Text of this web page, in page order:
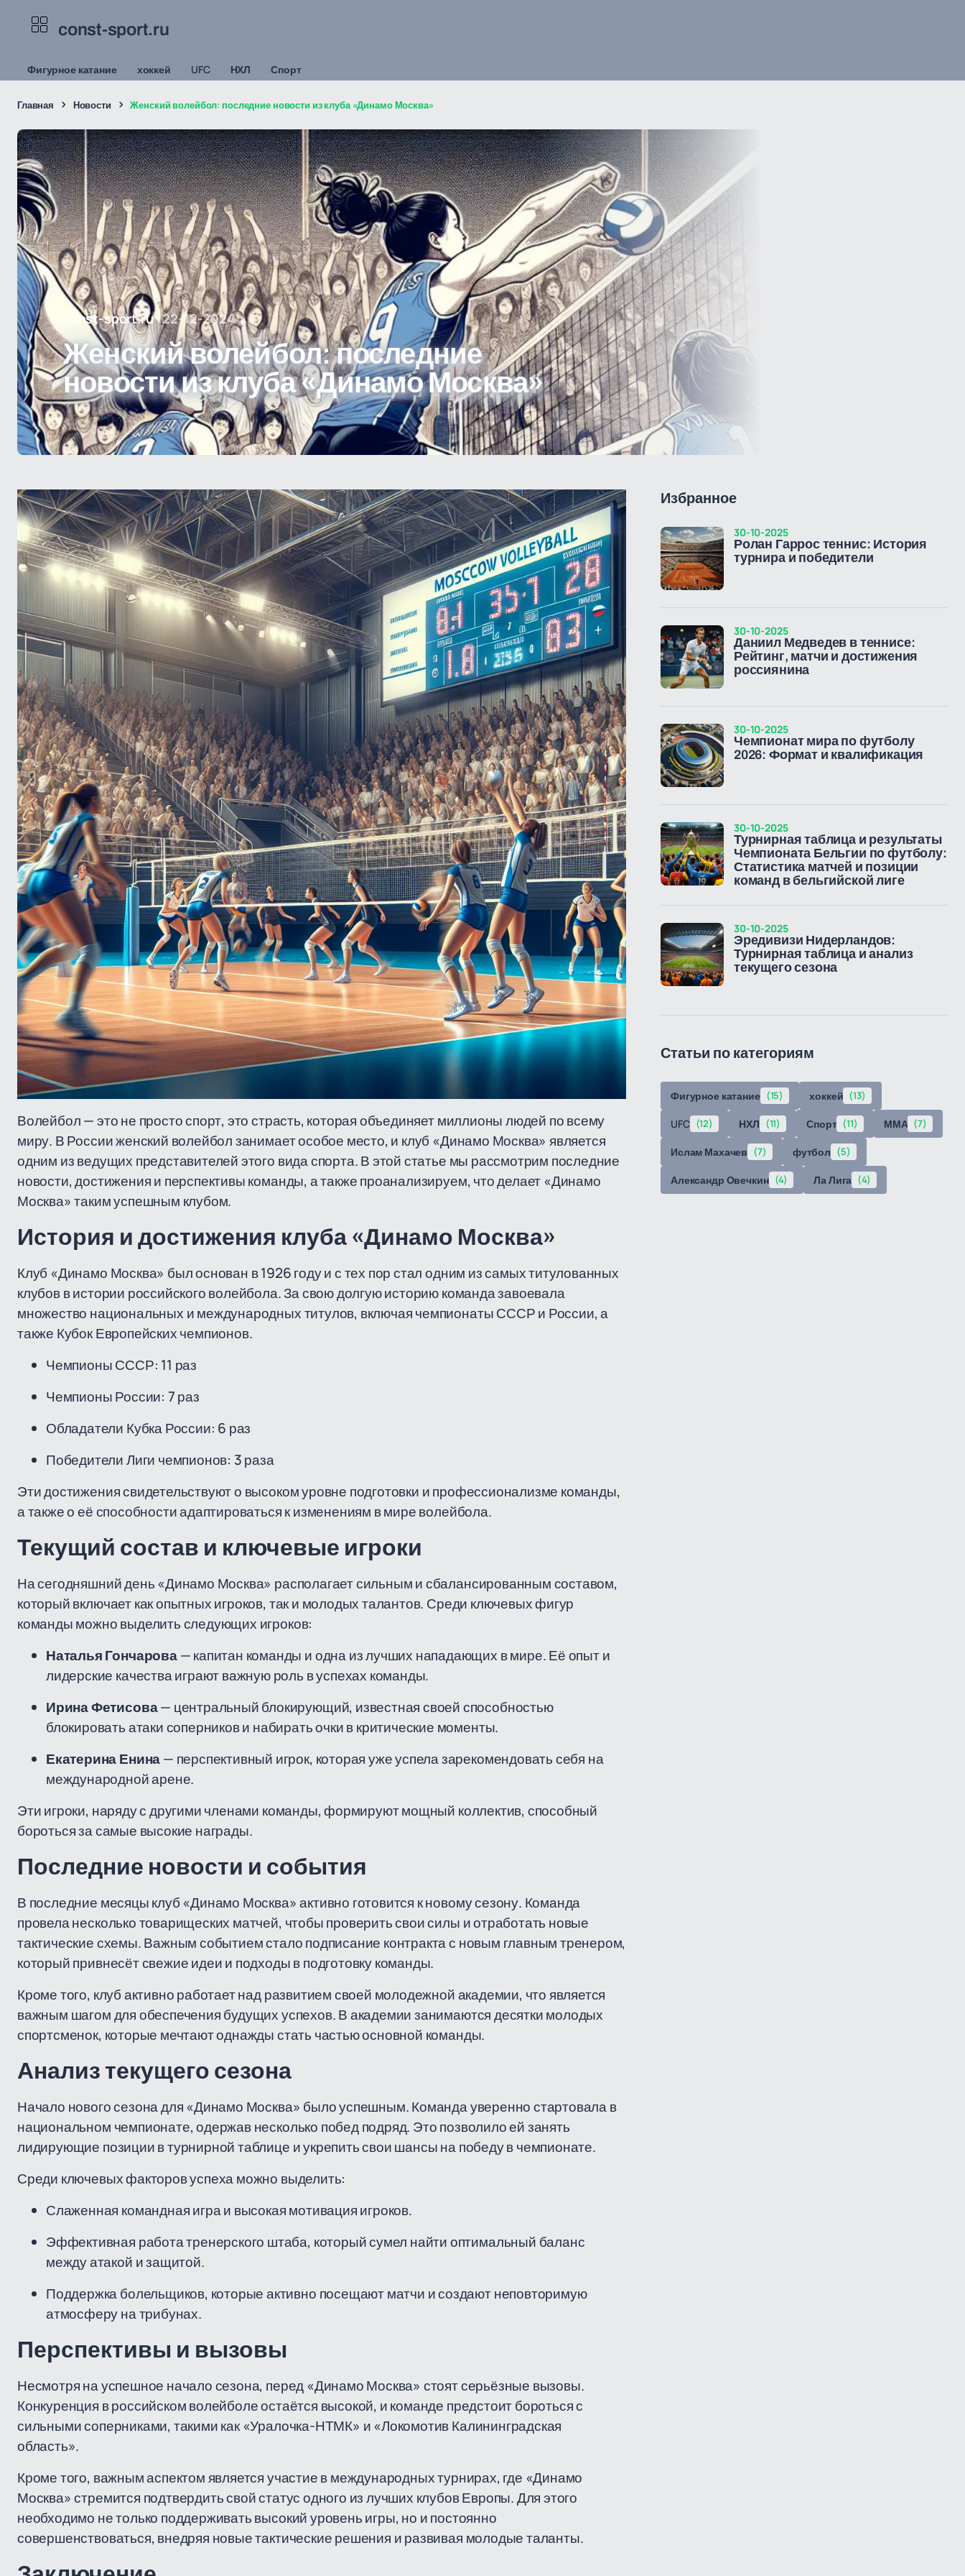
const-sport.ru
Фигурное катание хоккей UFC НХЛ Спорт
Главная Новости Женский волейбол: последние новости из клуба «Динамо Москва»
const-sport.ru 22-12-2024
Женский волейбол: последние
новости из клуба «Динамо Москва»
Волейбол — это не просто спорт, это страсть, которая объединяет миллионы людей по всему
миру. В России женский волейбол занимает особое место, и клуб «Динамо Москва» является
одним из ведущих представителей этого вида спорта. В этой статье мы рассмотрим последние
новости, достижения и перспективы команды, а также проанализируем, что делает «Динамо
Москва» таким успешным клубом.
История и достижения клуба «Динамо Москва»
Клуб «Динамо Москва» был основан в 1926 году и с тех пор стал одним из самых титулованных
клубов в истории российского волейбола. За свою долгую историю команда завоевала
множество национальных и международных титулов, включая чемпионаты СССР и России, а
также Кубок Европейских чемпионов.
Чемпионы СССР: 11 раз
Чемпионы России: 7 раз
Обладатели Кубка России: 6 раз
Победители Лиги чемпионов: 3 раза
Эти достижения свидетельствуют о высоком уровне подготовки и профессионализме команды,
а также о её способности адаптироваться к изменениям в мире волейбола.
Текущий состав и ключевые игроки
На сегодняшний день «Динамо Москва» располагает сильным и сбалансированным составом,
который включает как опытных игроков, так и молодых талантов. Среди ключевых фигур
команды можно выделить следующих игроков:
Наталья Гончарова— капитан команды и одна из лучших нападающих в мире. Её опыт и
лидерские качества играют важную роль в успехах команды.
Ирина Фетисова— центральный блокирующий, известная своей способностью
блокировать атаки соперников и набирать очки в критические моменты.
Екатерина Енина— перспективный игрок, которая уже успела зарекомендовать себя на
международной арене.
Эти игроки, наряду с другими членами команды, формируют мощный коллектив, способный
бороться за самые высокие награды.
Последние новости и события
В последние месяцы клуб «Динамо Москва» активно готовится к новому сезону. Команда
провела несколько товарищеских матчей, чтобы проверить свои силы и отработать новые
тактические схемы. Важным событием стало подписание контракта с новым главным тренером,
который привнесёт свежие идеи и подходы в подготовку команды.
Кроме того, клуб активно работает над развитием своей молодежной академии, что является
важным шагом для обеспечения будущих успехов. В академии занимаются десятки молодых
спортсменок, которые мечтают однажды стать частью основной команды.
Анализ текущего сезона
Начало нового сезона для «Динамо Москва» было успешным. Команда уверенно стартовала в
национальном чемпионате, одержав несколько побед подряд. Это позволило ей занять
лидирующие позиции в турнирной таблице и укрепить свои шансы на победу в чемпионате.
Среди ключевых факторов успеха можно выделить:
Слаженная командная игра и высокая мотивация игроков.
Эффективная работа тренерского штаба, который сумел найти оптимальный баланс
между атакой и защитой.
Поддержка болельщиков, которые активно посещают матчи и создают неповторимую
атмосферу на трибунах.
Перспективы и вызовы
Несмотря на успешное начало сезона, перед «Динамо Москва» стоят серьёзные вызовы.
Конкуренция в российском волейболе остаётся высокой, и команде предстоит бороться с
сильными соперниками, такими как «Уралочка-НТМК» и «Локомотив Калининградская
область».
Кроме того, важным аспектом является участие в международных турнирах, где «Динамо
Москва» стремится подтвердить свой статус одного из лучших клубов Европы. Для этого
необходимо не только поддерживать высокий уровень игры, но и постоянно
совершенствоваться, внедряя новые тактические решения и развивая молодые таланты.
Избранное
Ролан Гаррос теннис: История
турнира и победители
30-10-2025
Даниил Медведев в теннисе:
Рейтинг, матчи и достижения
россиянина
30-10-2025
Чемпионат мира по футболу
2026: Формат и квалификация
30-10-2025
Турнирная таблица и результаты
Чемпионата Бельгии по футболу:
Статистика матчей и позиции
команд в бельгийской лиге
30-10-2025
Эредивизи Нидерландов:
Турнирная таблица и анализ
текущего сезона
30-10-2025
Статьи по категориям
Фигурное катание (15) хоккей (13)
UFC (12) НХЛ (11) Спорт (11) ММА (7)
Ислам Махачев (7) футбол (5)
Александр Овечкин (4) Ла Лига (4)